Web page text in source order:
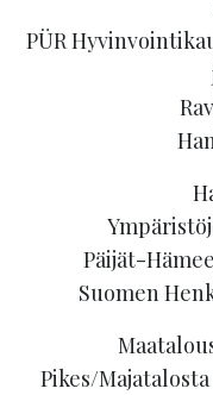
PÜR
Päijät-
Suomen
Pikes/